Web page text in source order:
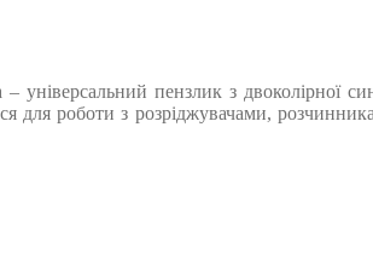
пензлик з двоколірної
роботи з розріджувачами,